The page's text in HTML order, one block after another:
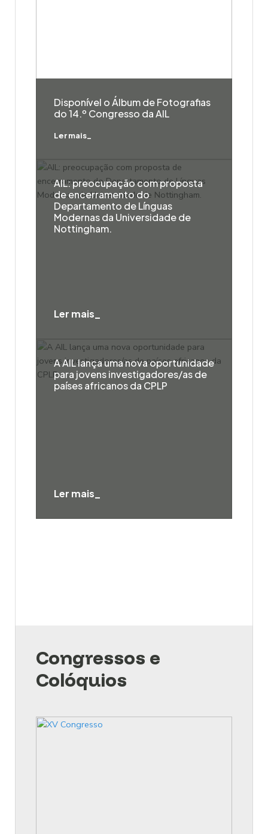
Disponível o Álbum de Fotografias
do 14.º Congresso da AIL
Ler mais_
AIL: preocupação com proposta
de encerramento do
Departamento de Línguas
Modernas da Universidade de
Nottingham.
Ler mais_
A AIL lança uma nova oportunidade
para jovens investigadores/as de
países africanos da CPLP
Ler mais_
Congressos e
Colóquios